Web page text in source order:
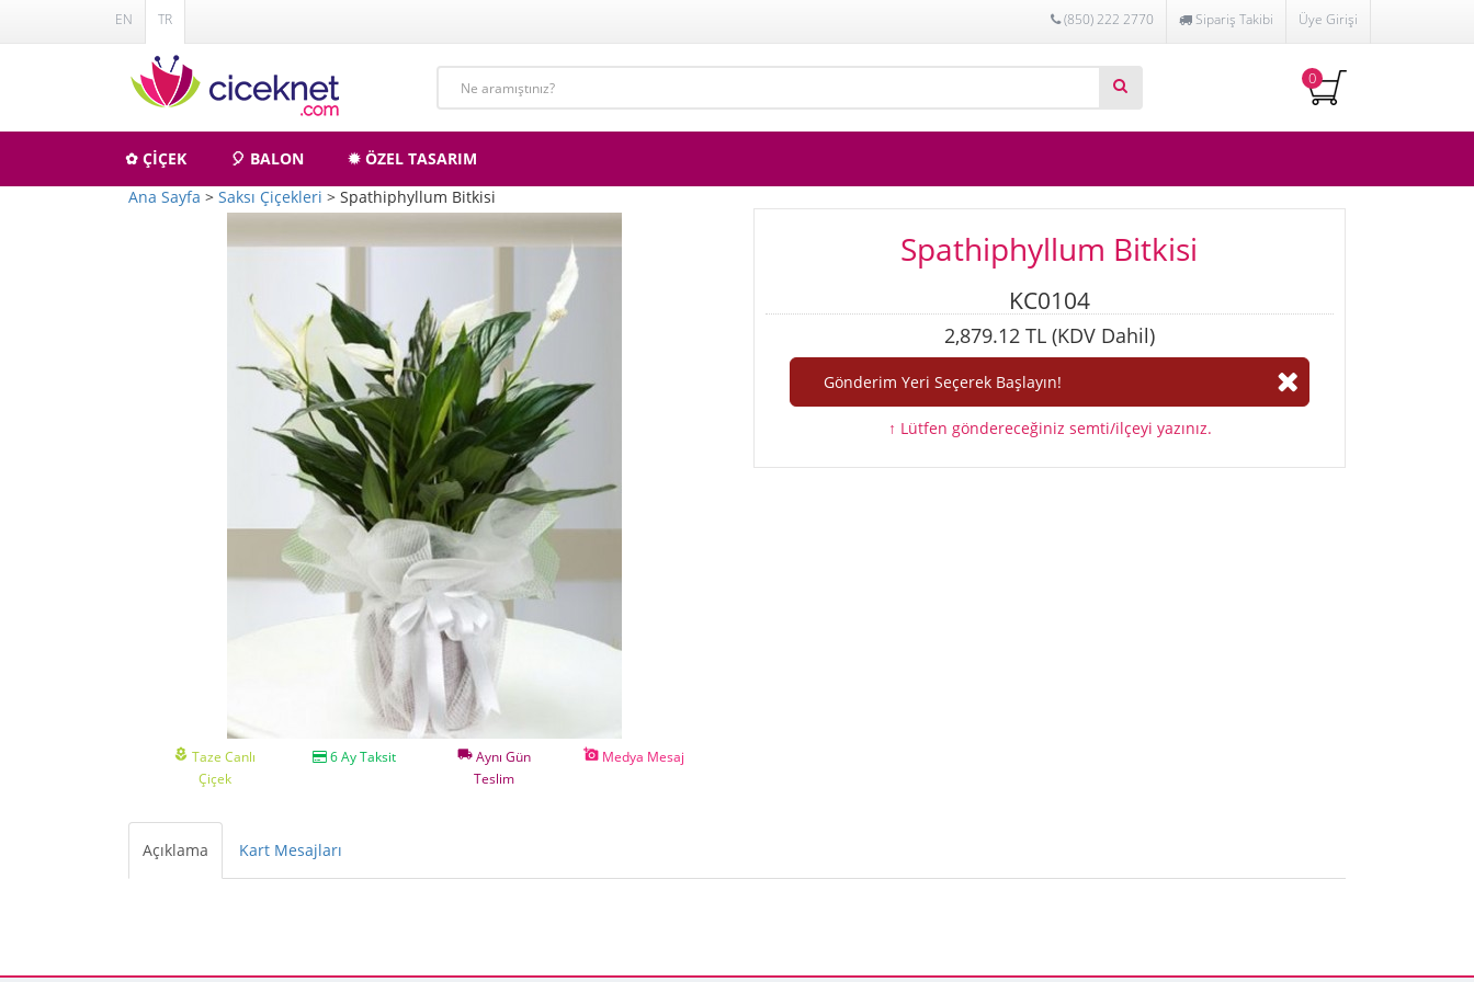
EN TR (850) 222 2770 Sipariş Takibi Üye Girişi
0
✿ ÇİÇEK 🎈 BALON
✹ ÖZEL TASARIM
Ana Sayfa > Saksı Çiçekleri > Spathiphyllum Bitkisi
local_florist Taze Canlı
Çiçek
6 Ay Taksit local_shipping Aynı Gün
Teslim
add_a_photo Medya Mesaj
Spathiphyllum Bitkisi
KC0104
2,879.12 TL (KDV Dahil)
↑ Lütfen göndereceğiniz semti/ilçeyi yazınız.
Açıklama Kart Mesajları